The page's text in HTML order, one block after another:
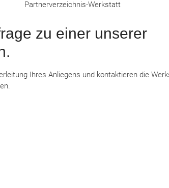
zu einer unserer
Ihres Anliegens und kontaktieren die